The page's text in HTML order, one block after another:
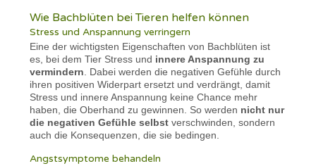
Wie Bachblüten bei Tieren helfen können
Stress und Anspannung verringern
Eine der wichtigsten Eigenschaften von Bachblüten ist
es, bei dem Tier Stress und innere Anspannung zu
vermindern. Dabei werden die negativen Gefühle durch
ihren positiven Widerpart ersetzt und verdrängt, damit
Stress und innere Anspannung keine Chance mehr
haben, die Oberhand zu gewinnen. So werden nicht nur
die negativen Gefühle selbstverschwinden, sondern
auch die Konsequenzen, die sie bedingen.
Angstsymptome behandeln